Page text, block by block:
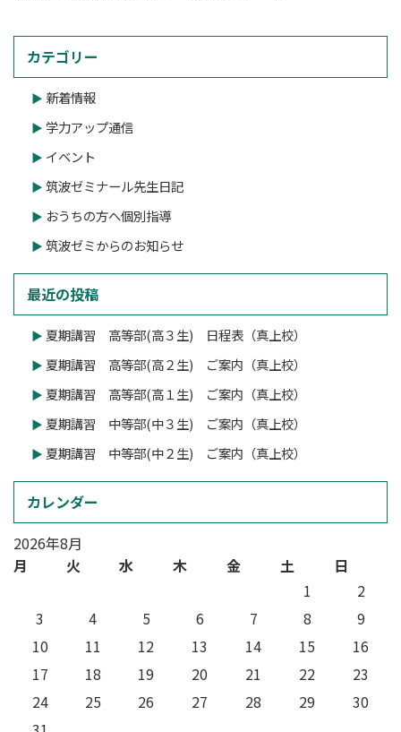
カテゴリー
新着情報
学力アップ通信
イベント
筑波ゼミナール先生日記
おうちの方へ個別指導
筑波ゼミからのお知らせ
最近の投稿
夏期講習 高等部(高３生) 日程表（真上校）
夏期講習 高等部(高２生) ご案内（真上校）
夏期講習 高等部(高１生) ご案内（真上校）
夏期講習 中等部(中３生) ご案内（真上校）
夏期講習 中等部(中２生) ご案内（真上校）
カレンダー
2026年8月
月
火 水 木 金 土
日
1
2
3
4 5 6 7 8
9
10
11 12 13 14 15
16
17
18 19 20 21 22
23
24
25 26 27 28 29
30